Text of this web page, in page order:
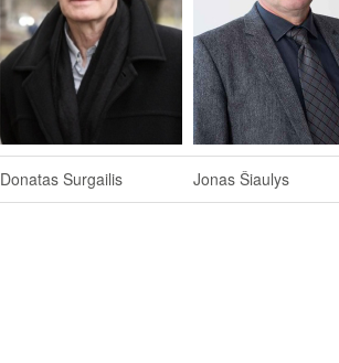
Donatas Surgailis Jonas Šiaulys